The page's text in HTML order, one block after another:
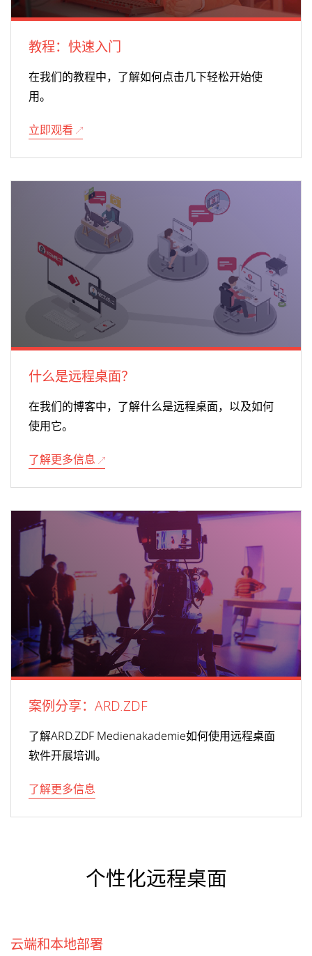
教程：快速入门
在我们的教程中，了解如何点击几下轻松开始使
用。
立即观看
什么是远程桌面？
在我们的博客中，了解什么是远程桌面，以及如何
使用它。
了解更多信息
案例分享：ARD.ZDF
了解ARD.ZDF Medienakademie如何使用远程桌面
软件开展培训。
了解更多信息
个性化远程桌面
云端和本地部署